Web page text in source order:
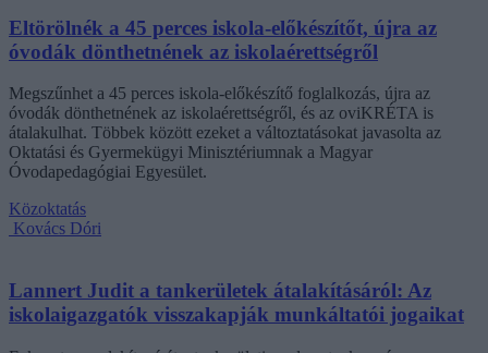
Eltörölnék a 45 perces iskola-előkészítőt, újra az
óvodák dönthetnének az iskolaérettségről
Megszűnhet a 45 perces iskola-előkészítő foglalkozás, újra az
óvodák dönthetnének az iskolaérettségről, és az oviKRÉTA is
átalakulhat. Többek között ezeket a változtatásokat javasolta az
Oktatási és Gyermekügyi Minisztériumnak a Magyar
Óvodapedagógiai Egyesület.
Közoktatás
Kovács Dóri
Lannert Judit a tankerületek átalakításáról: Az
iskolaigazgatók visszakapják munkáltatói jogaikat